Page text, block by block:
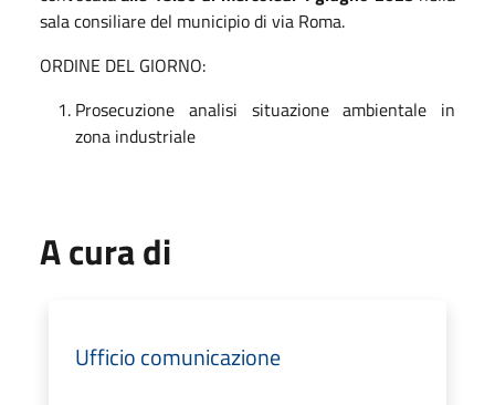
sala consiliare del municipio di via Roma.
ORDINE DEL GIORNO:
Prosecuzione analisi situazione ambientale in
zona industriale
A cura di
Ufficio comunicazione